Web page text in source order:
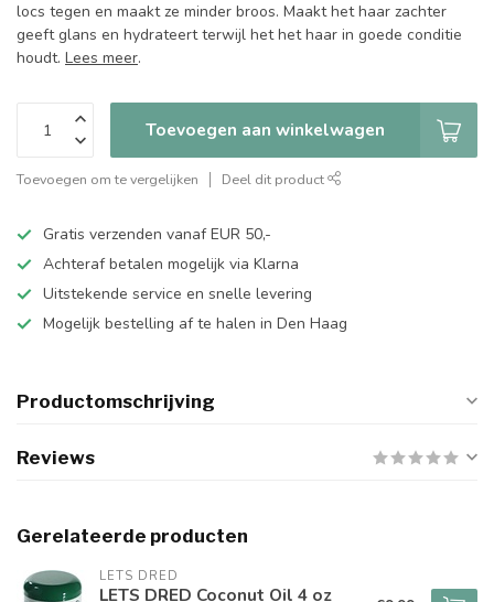
locs tegen en maakt ze minder broos. Maakt het haar zachter
geeft glans en hydrateert terwijl het het haar in goede conditie
houdt. Lees meer.
Toevoegen aan winkelwagen
Toevoegen om te vergelijken Deel dit product
Gratis verzenden vanaf EUR 50,-
Achteraf betalen mogelijk via Klarna
Uitstekende service en snelle levering
Mogelijk bestelling af te halen in Den Haag
Productomschrijving
Reviews
Gerelateerde producten
LETS DRED
LETS DRED Coconut Oil 4 oz